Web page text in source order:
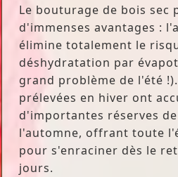
Le bouturage de bois sec
d'immenses avantages :
élimine totalement le
déshydratation par
grand problème de l'été
prélevées en hiver ont
d'importantes réserves
l'automne, offrant toute
pour s'enraciner dès le
jours.